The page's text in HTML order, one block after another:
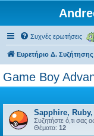
Συχνές ερωτήσεις
Ευρετήριο Δ. Συζήτησης
Game Boy
Sapphire,
Συζητήστε ό,τι
Θέματα: 12